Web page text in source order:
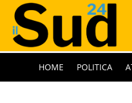
HOME POLITICA